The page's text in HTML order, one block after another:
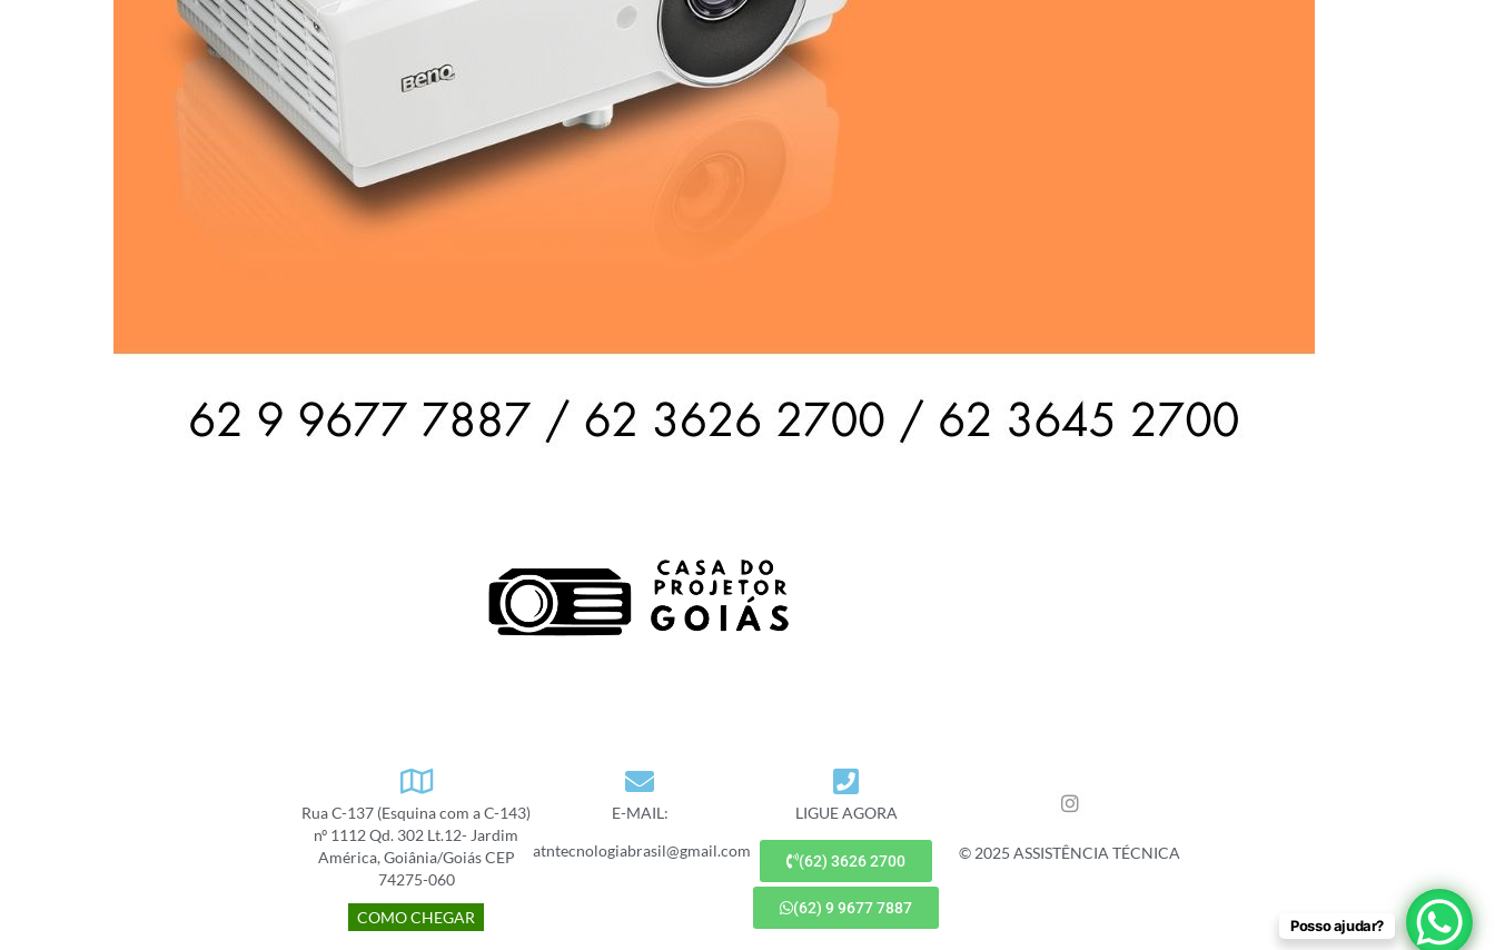
Rua C-137 (Esquina com a C-143)
nº 1112 Qd. 302 Lt.12- Jardim
América, Goiânia/Goiás CEP
74275-060
COMO CHEGAR
E-MAIL:
atntecnologiabrasil@gmail.com
LIGUE AGORA
(62) 3626 2700
(62) 9 9677 7887
© 2025 ASSISTÊNCIA TÉCNICA
Posso ajudar?